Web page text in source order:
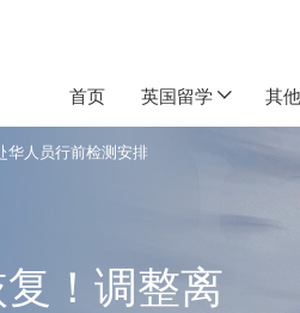
首页 英国留学 其
华人员行前检测安排
！调整离